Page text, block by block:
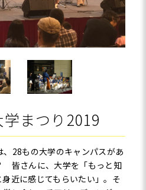
まつり2019
28もの大学のキャンパスがあ
皆さんに、大学を「もっと知
近に感じてもらいたい」。そ